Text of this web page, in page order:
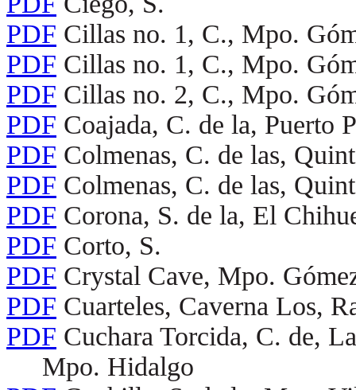
PDF Cillas no. 1, C., Mpo.
PDF Cillas no. 1, C., Mpo.
PDF Cillas no. 2, C., Mpo.
PDF Coajada, C. de la, Puerto
PDF Colmenas, C. de las,
PDF Colmenas, C. de las,
PDF Corona, S. de la, El
PDF Corto, S.
PDF Crystal Cave, Mpo.
PDF Cuarteles, Caverna Los,
PDF Cuchara Torcida, C. de,
Mpo. Hidalgo